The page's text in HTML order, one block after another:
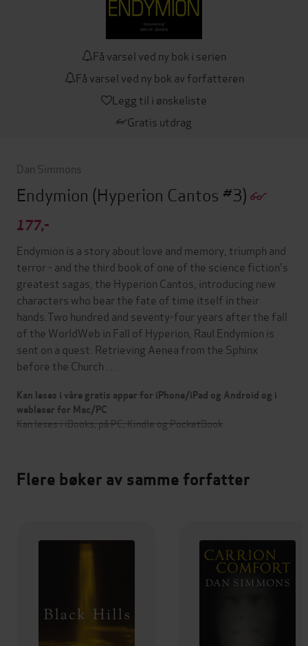
Få varsel ved ny bok i serien
Få varsel ved ny bok av forfatteren
Legg til i ønskeliste
Gratis utdrag
Dan Simmons
Endymion (Hyperion Cantos #3)
177,-
Endymion is a story about love and memory, triumph and
terror - and the third book of one of the science fiction's
greatest sagas, the Hyperion Cantos, introducing new
characters who bear the fate of time itself in their
hands.Two hundred and seventy-four years after the fall
of the WorldWeb in Fall of Hyperion, Raul Endymion is
sent on a quest. Retrieving Aenea from the Sphinx
before the Church …
Kan leses i våre gratis apper for iPhone/iPad og Android og i
webleser for Mac/PC
Kan leses i iBooks, på PC, Kindle og PocketBook
Flere bøker av samme forfatter